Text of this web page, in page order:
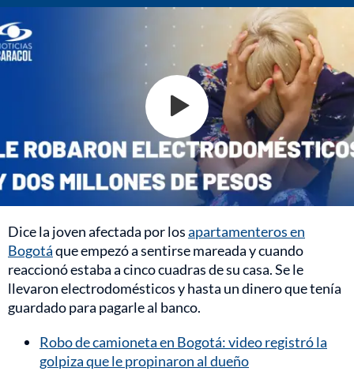
Dice la joven afectada por losapartamenteros en
Bogotáque empezó a sentirse mareada y cuando
reaccionó estaba a cinco cuadras de su casa. Se le
llevaron electrodomésticos y hasta un dinero que tenía
guardado para pagarle al banco.
Robo de camioneta en Bogotá: video registró la
golpiza que le propinaron al dueño